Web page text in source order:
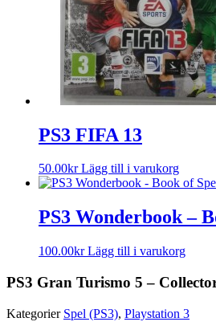
PS3 FIFA 13
50.00kr Lägg till i varukorg
PS3 Wonderbook –
100.00kr Lägg till i varukorg
PS3 Gran Turismo 5 –
Kategorier Spel (PS3), Playstation 3